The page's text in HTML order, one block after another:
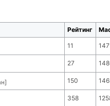
Рейтинг
11
27
150
358